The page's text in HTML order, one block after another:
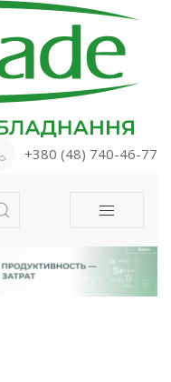
+380 (48) 740-46-77